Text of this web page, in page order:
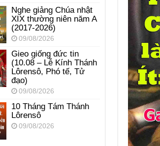
Nghe giảng Chúa nhật
XIX thường niên năm A
(2017-2026)
09/08/2026
Gieo giống đức tin
(10.08 – Lễ Kính Thánh
Lôrensô, Phó tế, Tử
đạo)
09/08/2026
10 Tháng Tám Thánh
Lôrensô
09/08/2026